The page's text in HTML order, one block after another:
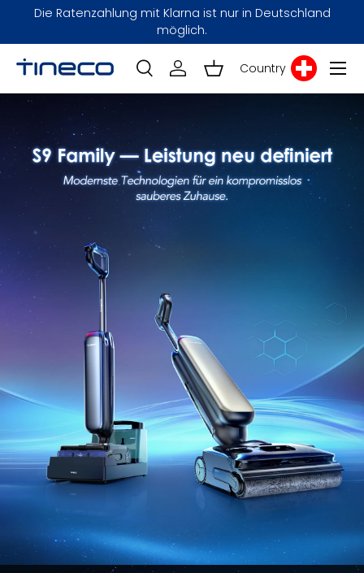
Die Ratenzahlung mit Klarna ist nur in Deutschland
möglich.
Search
SucheEinloggenEinkaufskorb
Country Menü